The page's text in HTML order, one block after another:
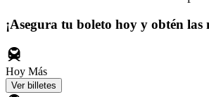
¡Asegura tu boleto hoy y obtén las
Hoy Más
Ver billetes